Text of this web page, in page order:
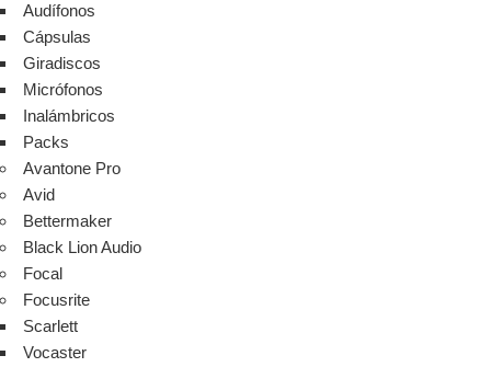
Audífonos
Cápsulas
Giradiscos
Micrófonos
Inalámbricos
Packs
Avantone Pro
Avid
Bettermaker
Black Lion Audio
Focal
Focusrite
Scarlett
Vocaster